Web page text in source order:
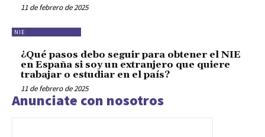
11 de febrero de 2025
NIE
¿Qué pasos debo seguir para obtener el NIE
en España si soy un extranjero que quiere
trabajar o estudiar en el país?
11 de febrero de 2025
Anunciate con nosotros